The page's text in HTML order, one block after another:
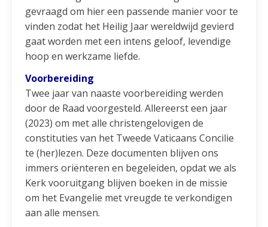
gevraagd om hier een passende manier voor te
vinden zodat het Heilig Jaar wereldwijd gevierd
gaat worden met een intens geloof, levendige
hoop en werkzame liefde.
Voorbereiding
Twee jaar van naaste voorbereiding werden
door de Raad voorgesteld. Allereerst een jaar
(2023) om met alle christengelovigen de
constituties van het Tweede Vaticaans Concilie
te (her)lezen. Deze documenten blijven ons
immers oriënteren en begeleiden, opdat we als
Kerk vooruitgang blijven boeken in de missie
om het Evangelie met vreugde te verkondigen
aan alle mensen.